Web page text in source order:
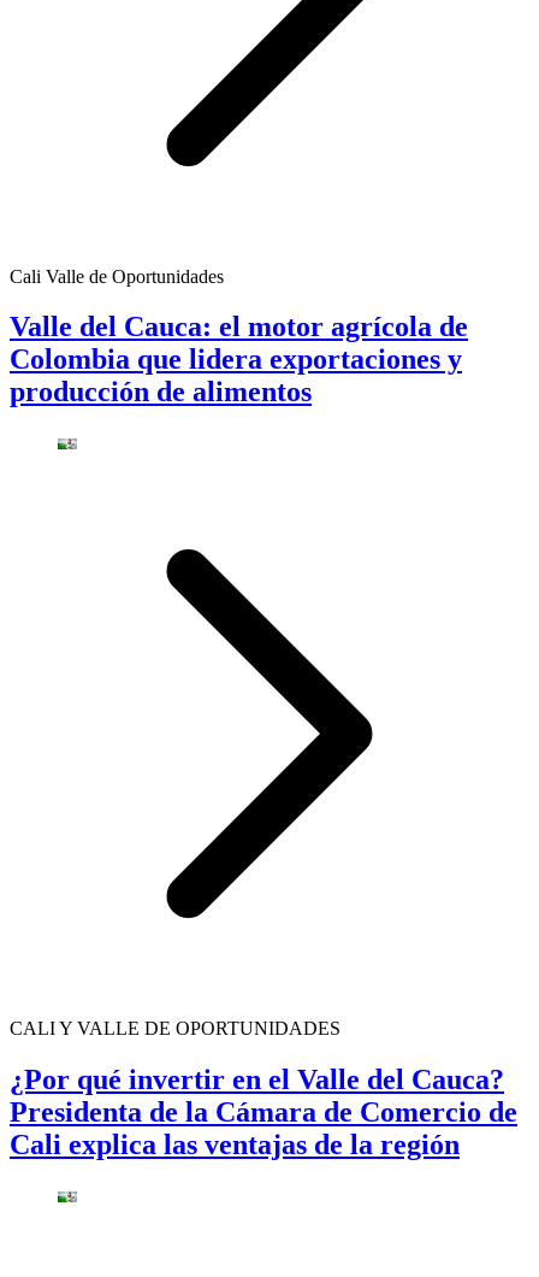
Cali Valle de Oportunidades
Valle del Cauca: el motor agrícola de
Colombia que lidera exportaciones y
producción de alimentos
CALI Y VALLE DE OPORTUNIDADES
¿Por qué invertir en el Valle del Cauca?
Presidenta de la Cámara de Comercio de
Cali explica las ventajas de la región